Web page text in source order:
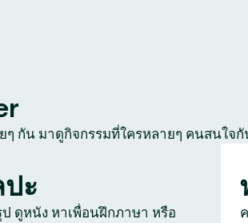
กัน มาดูกิจกรรมที่ใครหลายๆ คนสนใจกั
ะ
ป ดูหนัง หาเพื่อนฝึกภาษา หรือ